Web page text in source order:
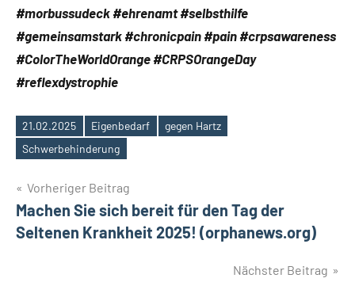
#morbussudeck #ehrenamt #selbsthilfe
#gemeinsamstark #chronicpain #pain #crpsawareness
#ColorTheWorldOrange #CRPSOrangeDay
#reflexdystrophie
Schlagwörter
21.02.2025 Eigenbedarf
gegen Hartz
Schwerbehinderung
Beitragsnavigation
Vorheriger Beitrag
Machen Sie sich bereit für den Tag der
Seltenen Krankheit 2025! (orphanews.org)
Nächster Beitrag